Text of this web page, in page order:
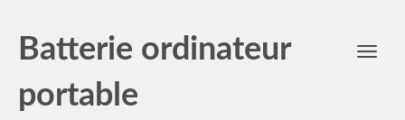
Batterie ordinateur
portable
Toggle